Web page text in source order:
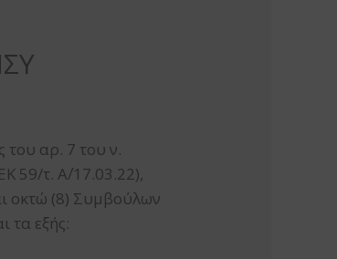
του αρ. 7 του ν.
59/τ. Α΄/17.03.22),
οκτώ (8) Συμβούλων
τα εξής: